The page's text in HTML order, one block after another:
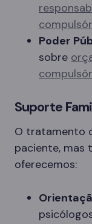
Poder
sobre
Suporte
O tratamento
paciente, mas
oferecemos: